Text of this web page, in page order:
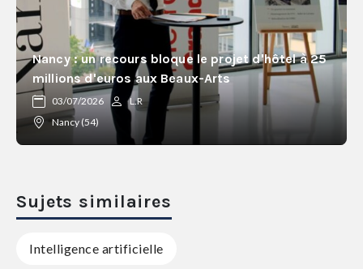
Nancy : un recours bloque le projet d'hôtel à 25
millions d'euros aux Beaux-Arts
03/07/2026
L.R
Nancy (54)
Sujets similaires
Intelligence artificielle